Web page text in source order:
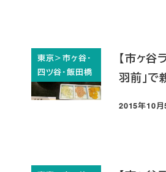
東京＞市ヶ谷・
四ツ谷・飯田橋
【市ヶ谷
羽前」で
投稿日
2015年10月